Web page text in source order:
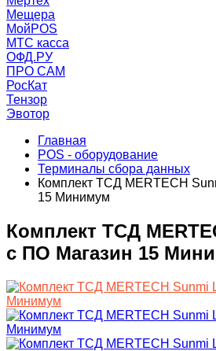
Мещера
МойPOS
МТС касса
ОФД.РУ
ПРО САМ
РосКат
Тензор
Эвотор
Главная
POS - оборудование
Терминалы сбора данных
Комплект ТСД MERTECH
15 Минимум
Комплект ТСД
с ПО Магазин 15